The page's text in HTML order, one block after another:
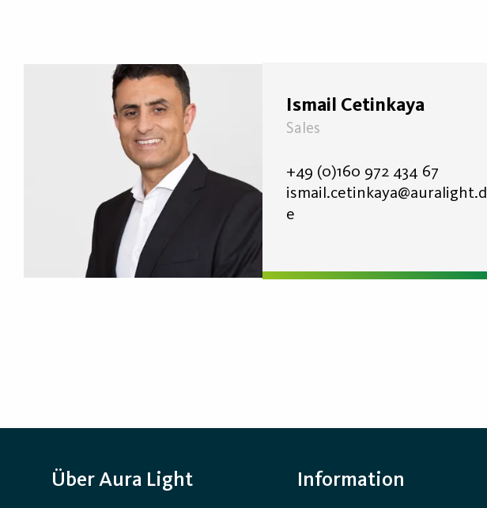
Ismail Cetinkaya
Sales
+49 (0)160 972 434 67
ismail.cetinkaya@auralight.d
e
Über Aura Light Information